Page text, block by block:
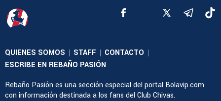
QUIENES SOMOS | STAFF | CONTACTO |
ESCRIBE EN REBAÑO PASIÓN
Rebaño Pasión es una sección especial del portal Bolavip.com
con información destinada a los fans del Club Chivas.